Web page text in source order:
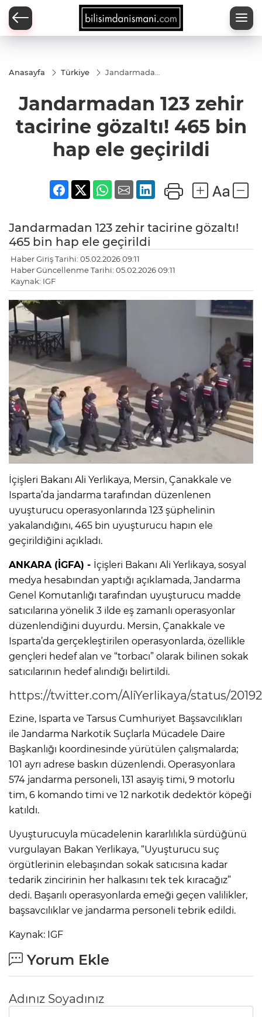
Anasayfa Türkiye
Jandarmadan
gözaltı! 465
bin hap ele
geçirildi
Jandarmadan 123 zehir
tacirine gözaltı! 465 bin
hap ele geçirildi
Jandarmadan 123 zehir tacirine gözaltı!
465 bin hap ele geçirildi
Haber Giriş Tarihi: 05.02.2026 09:11
Haber Güncellenme Tarihi: 05.02.2026 09:11
Kaynak: IGF
İçişleri Bakanı Ali Yerlikaya, Mersin, Çanakkale ve
Isparta’da jandarma tarafından düzenlenen
uyuşturucu operasyonlarında 123 şüphelinin
yakalandığını, 465 bin uyuşturucu hapın ele
geçirildiğini açıkladı.
ANKARA (İGFA) - İçişleri Bakanı Ali Yerlikaya, sosyal
medya hesabından yaptığı açıklamada, Jandarma
Genel Komutanlığı tarafından uyuşturucu madde
satıcılarına yönelik 3 ilde eş zamanlı operasyonlar
düzenlendiğini duyurdu. Mersin, Çanakkale ve
Isparta’da gerçekleştirilen operasyonlarda, özellikle
gençleri hedef alan ve “torbacı” olarak bilinen sokak
satıcılarının hedef alındığı belirtildi.
https://twitter.com/AliYerlikaya/status/
Ezine, Isparta ve Tarsus Cumhuriyet Başsavcılıkları
ile Jandarma Narkotik Suçlarla Mücadele Daire
Başkanlığı koordinesinde yürütülen çalışmalarda;
101 ayrı adrese baskın düzenlendi. Operasyonlara
574 jandarma personeli, 131 asayiş timi, 9 motorlu
tim, 6 komando timi ve 12 narkotik dedektör köpeği
katıldı.
Uyuşturucuyla mücadelenin kararlılıkla sürdüğünü
vurgulayan Bakan Yerlikaya, “Uyuşturucu suç
örgütlerinin elebaşından sokak satıcısına kadar
tedarik zincirinin her halkasını tek tek kıracağız”
dedi. Başarılı operasyonlarda emeği geçen valilikler,
başsavcılıklar ve jandarma personeli tebrik edildi.
Kaynak: IGF
Yorum Ekle
Adınız Soyadınız